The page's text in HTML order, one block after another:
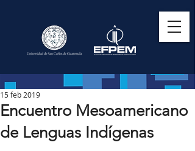
Encuentro Mesoamericano
de Lenguas Indígenas
15 feb 2019